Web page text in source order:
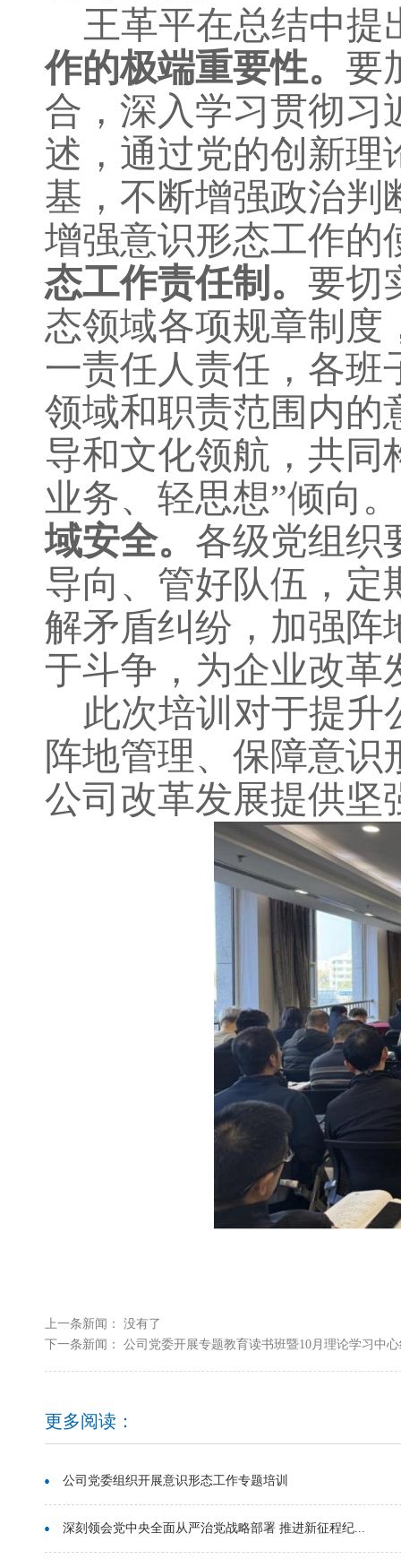
王革平在总结中提
作的极端重要性。 要
合，深入学习贯彻习
述，通过党的创新理
基，不断增强政治判
增强意识形态工作的
态工作责任制。 要切
态领域各项规章制度
一责任人责任 ，各班
领域和职责范围内的
导和文化领航，共同
业务、轻思想”倾向。
域安全。 各级党组织
导向、管好队伍，定
解矛盾纠纷，加强阵
于斗争，为企业改革
此次培训对于提升
阵地管理、保障意
公司改革发展提供坚
上一条新闻： 没有了
下一条新闻： 公司党委开展专题教育读书班暨10月理论学习中
更多阅读：
公司党委组织开展意识形态工作专题培训
深刻领会党中央全面从严治党战略部署 推进新征程纪...